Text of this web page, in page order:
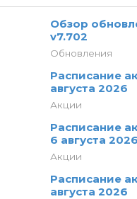
Обзор
v7.702
Обновления
Расписание
августа 2026
Акции
Расписание
6 августа 2026
Акции
Расписание
августа 2026